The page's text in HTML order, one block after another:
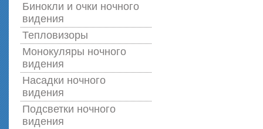
Бинокли и очки ночного
видения
Тепловизоры
Монокуляры ночного
видения
Насадки ночного
видения
Подсветки ночного
видения